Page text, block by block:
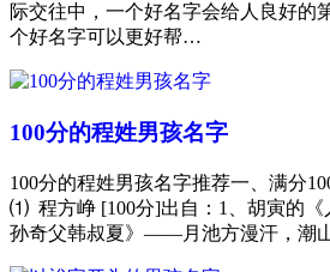
际交往中，一个好名字会给人良好的
个好名字可以更好帮…
100分的程姓男孩名字
100分的程姓男孩名字推荐一、满分
⑴ 程方峥 [100分]出自：1、胡寅的《
孙奇父韩叔夏》——月池方漫汗，潮